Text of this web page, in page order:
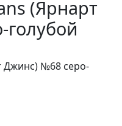
(Ярнарт